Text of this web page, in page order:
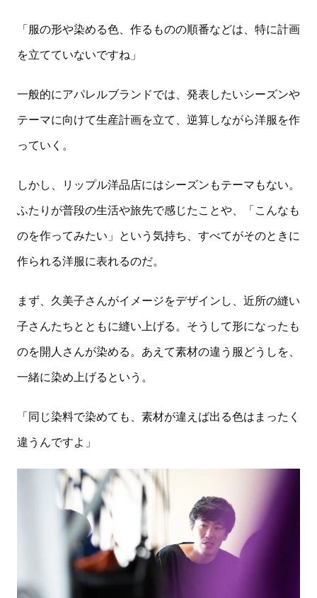
「服の形や染める色、作るものの順番などは、特に計画
を立てていないですね」
一般的にアパレルブランドでは、発表したいシーズンや
テーマに向けて生産計画を立て、逆算しながら洋服を作
っていく。
しかし、リップル洋品店にはシーズンもテーマもない。
ふたりが普段の生活や旅先で感じたことや、「こんなも
のを作ってみたい」という気持ち、すべてがそのときに
作られる洋服に表れるのだ。
まず、久美子さんがイメージをデザインし、近所の縫い
子さんたちとともに縫い上げる。そうして形になったも
のを開人さんが染める。あえて素材の違う服どうしを、
一緒に染め上げるという。
「同じ染料で染めても、素材が違えば出る色はまったく
違うんですよ」